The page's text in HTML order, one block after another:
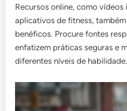
Recursos online, como
aplicativos de fitness,
benéficos. Procure fontes
enfatizem práticas seguras e
diferentes níveis de habilidade.